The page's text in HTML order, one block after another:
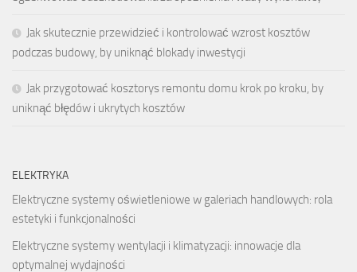
Jak skutecznie przewidzieć i kontrolować wzrost kosztów
podczas budowy, by uniknąć blokady inwestycji
Jak przygotować kosztorys remontu domu krok po kroku, by
uniknąć błędów i ukrytych kosztów
ELEKTRYKA
Elektryczne systemy oświetleniowe w galeriach handlowych: rola
estetyki i funkcjonalności
Elektryczne systemy wentylacji i klimatyzacji: innowacje dla
optymalnej wydajności